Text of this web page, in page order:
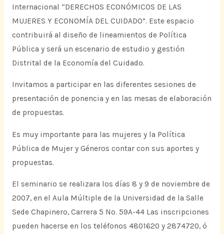
Internacional “DERECHOS ECONÓMICOS DE LAS
MUJERES Y ECONOMÍA DEL CUIDADO”. Este espacio
contribuirá al diseño de lineamientos de Política
Pública y será un escenario de estudio y gestión
Distrital de la Economía del Cuidado.
Invitamos a participar en las diferentes sesiones de
presentación de ponencia y en las mesas de elaboración
de propuestas.
Es muy importante para las mujeres y la Política
Pública de Mujer y Géneros contar con sus aportes y
propuestas.
El seminario se realizara los días 8 y 9 de noviembre de
2007, en el Aula Múltiple de la Universidad de la Salle
Sede Chapinero, Carrera 5 No. 59A-44 Las inscripciones
pueden hacerse en los teléfonos 4801620 y 2874720, ó